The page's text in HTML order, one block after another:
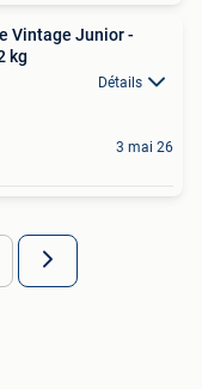
Vintage Junior -
kg
Détails
3 mai 26